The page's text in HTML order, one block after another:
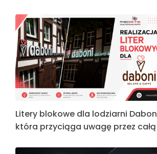
Litery blokowe dla lodziarni
która przyciąga uwagę przez